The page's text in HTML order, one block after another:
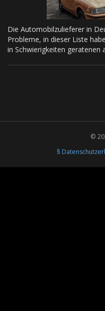
Die Automobilzulieferer in
Probleme, in dieser Liste
in Schwierigkeiten geratenen
©
§